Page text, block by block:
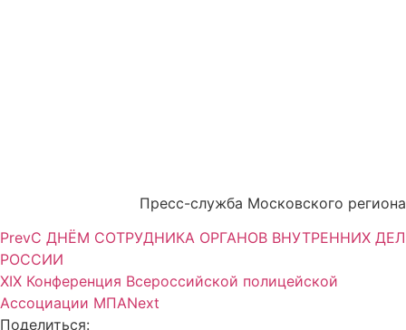
Пресс-служба Московского региона
PrevС ДНЁМ СОТРУДНИКА ОРГАНОВ ВНУТРЕННИХ ДЕЛ
РОССИИ
ХIХ Конференция Всероссийской полицейской
Ассоциации МПАNext
Поделиться: